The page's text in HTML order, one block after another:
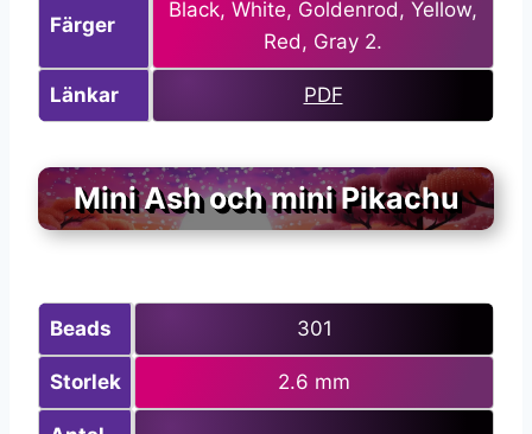
Färger
Black, White, Goldenrod, Yellow,
Red, Gray 2.
Länkar PDF
Mini Ash och mini Pikachu
Beads 301
Storlek 2.6 mm